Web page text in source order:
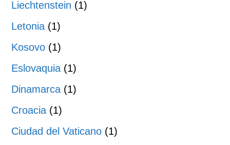
Liechtenstein (1)
Letonia (1)
Kosovo (1)
Eslovaquia (1)
Dinamarca (1)
Croacia (1)
Ciudad del Vaticano (1)